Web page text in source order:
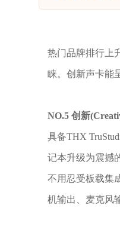
热门品牌排行上
睐。创新声卡能
NO.5 创新
具备THX
记本升级为震撼
不用忍受板载集
机输出、麦克风